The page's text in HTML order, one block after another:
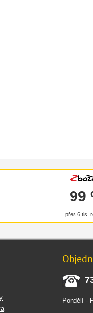
99
přes 6 tis.
Pondělí -